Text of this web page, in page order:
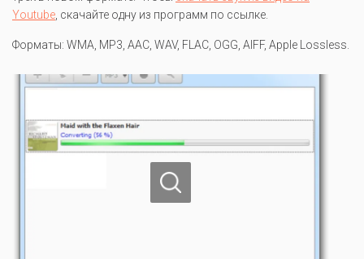
Youtube, скачайте одну из программ по ссылке.
Форматы: WMA, MP3, AAC, WAV, FLAC, OGG, AIFF, Apple Lossless.